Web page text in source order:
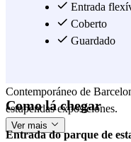
Plaça Espanya, el
El Centro Comercial Las
Catalanes son los mejores
Contemporáneo de
estupendas exposiciones.
Ver mais
Entrada
Coberto
Guardado
Como lá chegar
Entrada do parque de